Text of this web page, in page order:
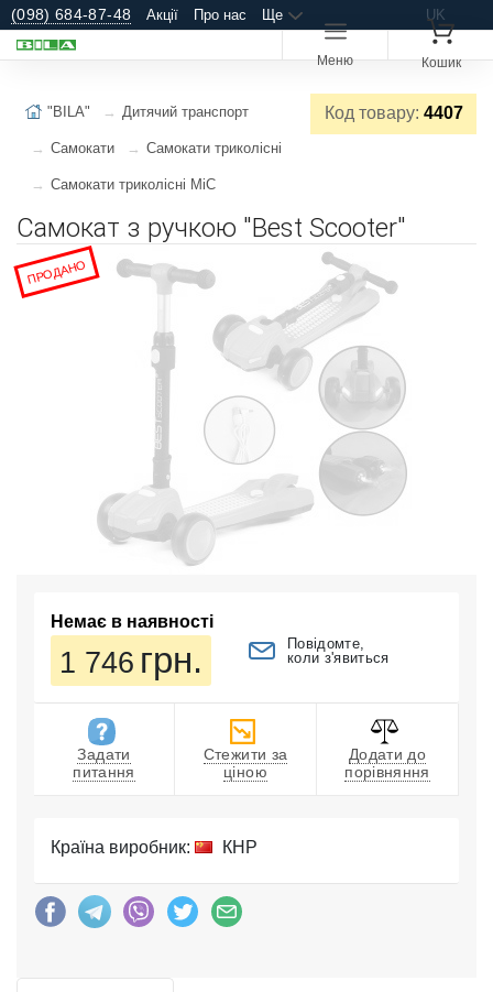
(098) 684-87-48 Акції Про нас Ще UK
Меню Кошик
Код товару: 4407
"BILA" Дитячий транспорт
Самокати Самокати триколісні
Самокати триколісні MiC
Самокат з ручкою "Best Scooter"
ПРОДАНО
Немає в наявності
1 746 грн.
Повідомте,
коли з'явиться
Задати
питання
Стежити за
ціною
Додати до
порівняння
Країна виробник: КНР